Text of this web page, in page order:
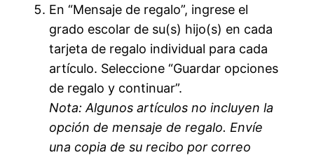
En “Mensaje de regalo”, ingrese el
grado escolar de su(s) hijo(s) en cada
tarjeta de regalo individual para cada
artículo. Seleccione “Guardar opciones
de regalo y continuar”.
Nota: Algunos artículos no incluyen la
opción de mensaje de regalo. Envíe
una copia de su recibo por correo